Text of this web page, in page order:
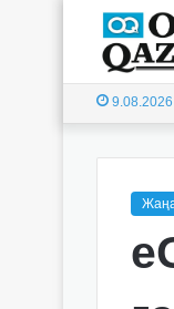
9.08.2026